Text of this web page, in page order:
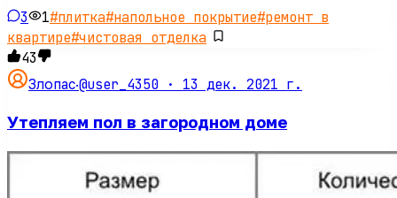
3 1#плитка#напольное покрытие#ремонт в
квартире#чистовая отделка
43
Злопас·@user_4350 · 13 дек. 2021 г.
Утепляем пол в загородном доме